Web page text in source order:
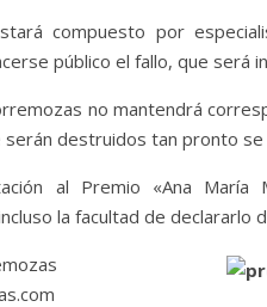
compuesto por
público el fallo, que será
no mantendrá
destruidos tan pronto se
al Premio «Ana
la facultad de declararlo